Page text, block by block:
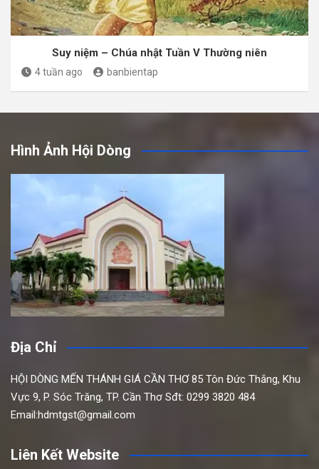
Suy niệm – Chúa nhật Tuần V Thường niên
4 tuần ago banbientap
Hình Ảnh Hội Dòng
Địa Chỉ
HỘI DÒNG MẾN THÁNH GIÁ CẦN THƠ 85 Tôn Đức Thắng, Khu
Vực 9, P. Sóc Trăng, TP. Cần Thơ Sđt: 0299 3820 484
Email:hdmtgst@gmail.com
Liên Kết Website